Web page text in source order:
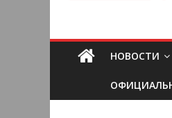
НОВОСТИ